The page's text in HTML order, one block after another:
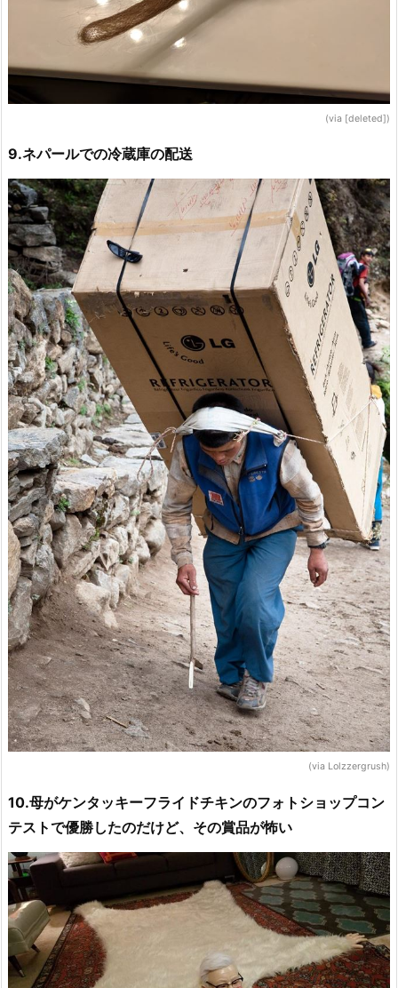
(via [deleted])
9.ネパールでの冷蔵庫の配送
(via Lolzzergrush)
10.母がケンタッキーフライドチキンのフォトショップコン
テストで優勝したのだけど、その賞品が怖い